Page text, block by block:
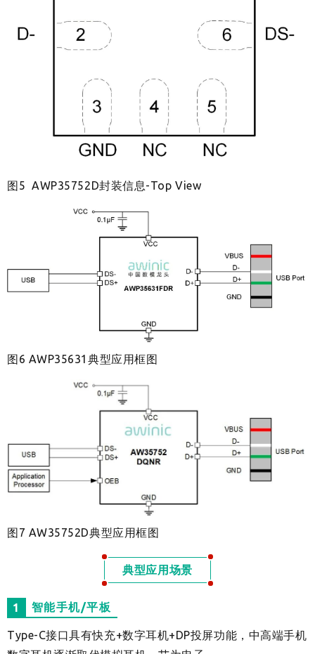
图5 AWP35752D封装信息-Top View
图6 AWP35631典型应用框图
图7 AW35752D典型应用框图
典型应用场景
1 智能手机/平板
Type-C接口具有快充+数字耳机+DP投屏功能，中高端手机